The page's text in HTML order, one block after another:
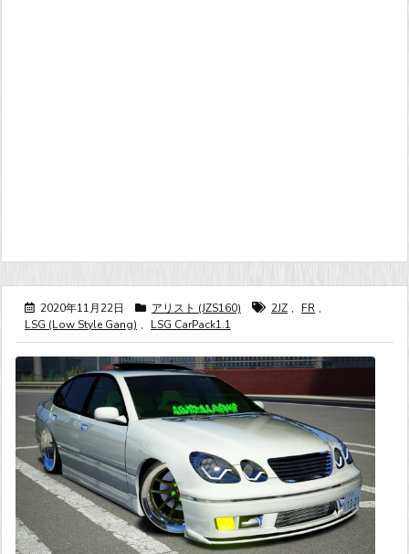
2020年11月22日 アリスト (JZS160) 2JZ , FR ,
LSG (Low Style Gang) , LSG CarPack1.1